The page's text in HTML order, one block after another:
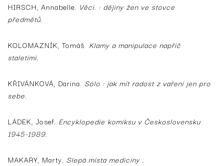
HIRSCH, Annabelle. Věci. : dějiny žen ve stovce
předmětů.
KOLOMAZNÍK, Tomáš. Klamy a manipulace napříč
staletími.
KŘIVÁNKOVÁ, Darina. Sólo : jak mít radost z vaření jen pro
sebe.
LÁDEK, Josef. Encyklopedie komiksu v Československu
1945-1989.
MAKARY, Marty. Slepá místa medicíny .